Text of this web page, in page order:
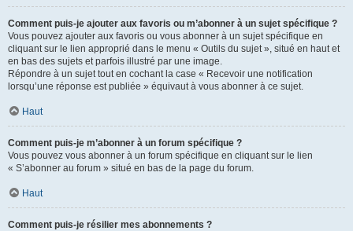
Comment puis-je ajouter aux favoris ou m’abonner à un sujet spécifique ?
Vous pouvez ajouter aux favoris ou vous abonner à un sujet spécifique en
cliquant sur le lien approprié dans le menu « Outils du sujet », situé en haut et
en bas des sujets et parfois illustré par une image.
Répondre à un sujet tout en cochant la case « Recevoir une notification
lorsqu’une réponse est publiée » équivaut à vous abonner à ce sujet.
Haut
Comment puis-je m’abonner à un forum spécifique ?
Vous pouvez vous abonner à un forum spécifique en cliquant sur le lien
« S’abonner au forum » situé en bas de la page du forum.
Haut
Comment puis-je résilier mes abonnements ?